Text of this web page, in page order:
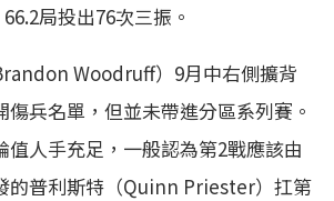
局投出76次三振。
Woodruff）9月中右側擴背
傷兵名單，但並未帶進分區系列賽。
值人手充足，一般認為第2戰應該由
的普利斯特（Quinn Priester）扛第